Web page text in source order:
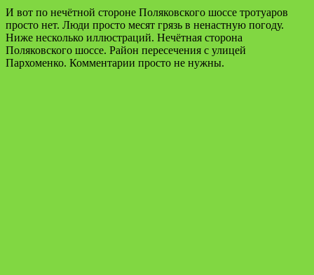
И вот по нечётной стороне Поляковского шоссе тротуаров
просто нет. Люди просто месят грязь в ненастную погоду.
Ниже несколько иллюстраций. Нечётная сторона
Поляковского шоссе. Район пересечения с улицей
Пархоменко. Комментарии просто не нужны.